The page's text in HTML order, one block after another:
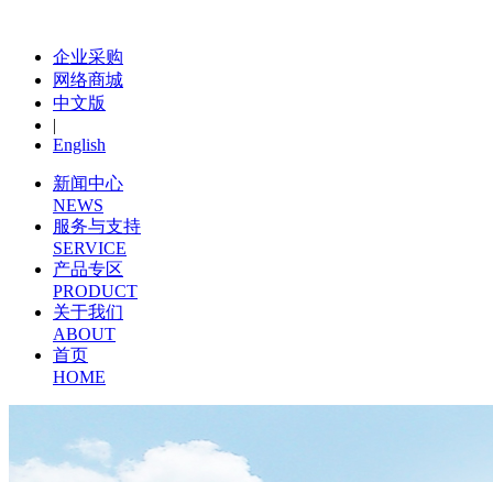
企业采购
网络商城
中文版
|
English
新闻中心
NEWS
服务与支持
SERVICE
产品专区
PRODUCT
关于我们
ABOUT
首页
HOME